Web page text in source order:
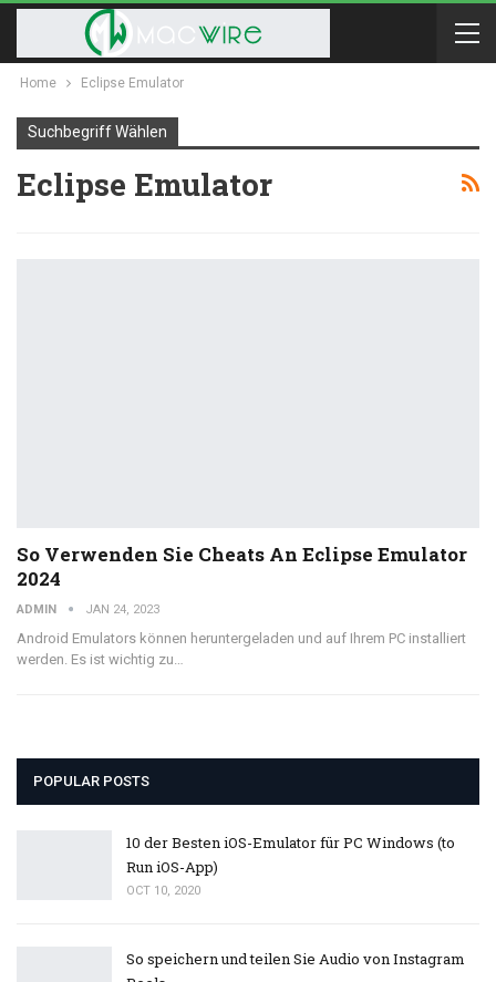
Home Eclipse Emulator
Suchbegriff Wählen
Eclipse Emulator
So Verwenden Sie Cheats An Eclipse Emulator
2024
ADMIN JAN 24, 2023
Android Emulators können heruntergeladen und auf Ihrem PC installiert
werden. Es ist wichtig zu…
POPULAR POSTS
10 der Besten iOS-Emulator für PC Windows (to
Run iOS-App)
OCT 10, 2020
So speichern und teilen Sie Audio von Instagram